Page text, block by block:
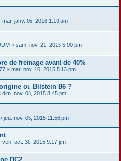
mar. janv. 05, 2016 1:19 am
« sam. nov. 21, 2015 5:00 pm
de freinage avant de 40%
« mar. nov. 10, 2015 5:13 pm
ou Bilstein B6 ?
dim. nov. 08, 2015 8:45 pm
« jeu. nov. 05, 2015 11:56 pm
ven. oct. 30, 2015 9:17 pm
DC2